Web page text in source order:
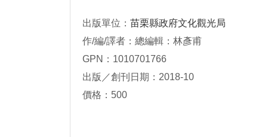
出版單位： 苗栗縣政府文化觀光局
作/編/譯者：總編輯：林彥甫
GPN：1010701766
出版／創刊日期：2018-10
價格：500